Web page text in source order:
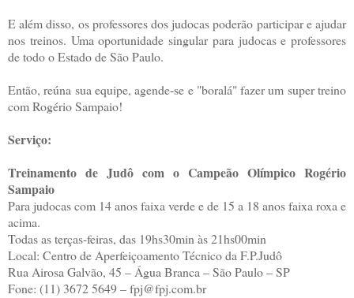
E além disso, os professores dos judocas poderão participar e ajudar
nos treinos. Uma oportunidade singular para judocas e professores
de todo o Estado de São Paulo.
Então, reúna sua equipe, agende-se e "boralá" fazer um super treino
com Rogério Sampaio!
Serviço:
Treinamento de Judô com o Campeão Olímpico Rogério
Sampaio
Para judocas com 14 anos faixa verde e de 15 a 18 anos faixa roxa e
acima.
Todas as terças-feiras, das 19hs30min às 21hs00min
Local: Centro de Aperfeiçoamento Técnico da F.P.Judô
Rua Airosa Galvão, 45 – Água Branca – São Paulo – SP
Fone: (11) 3672 5649 – fpj@fpj.com.br